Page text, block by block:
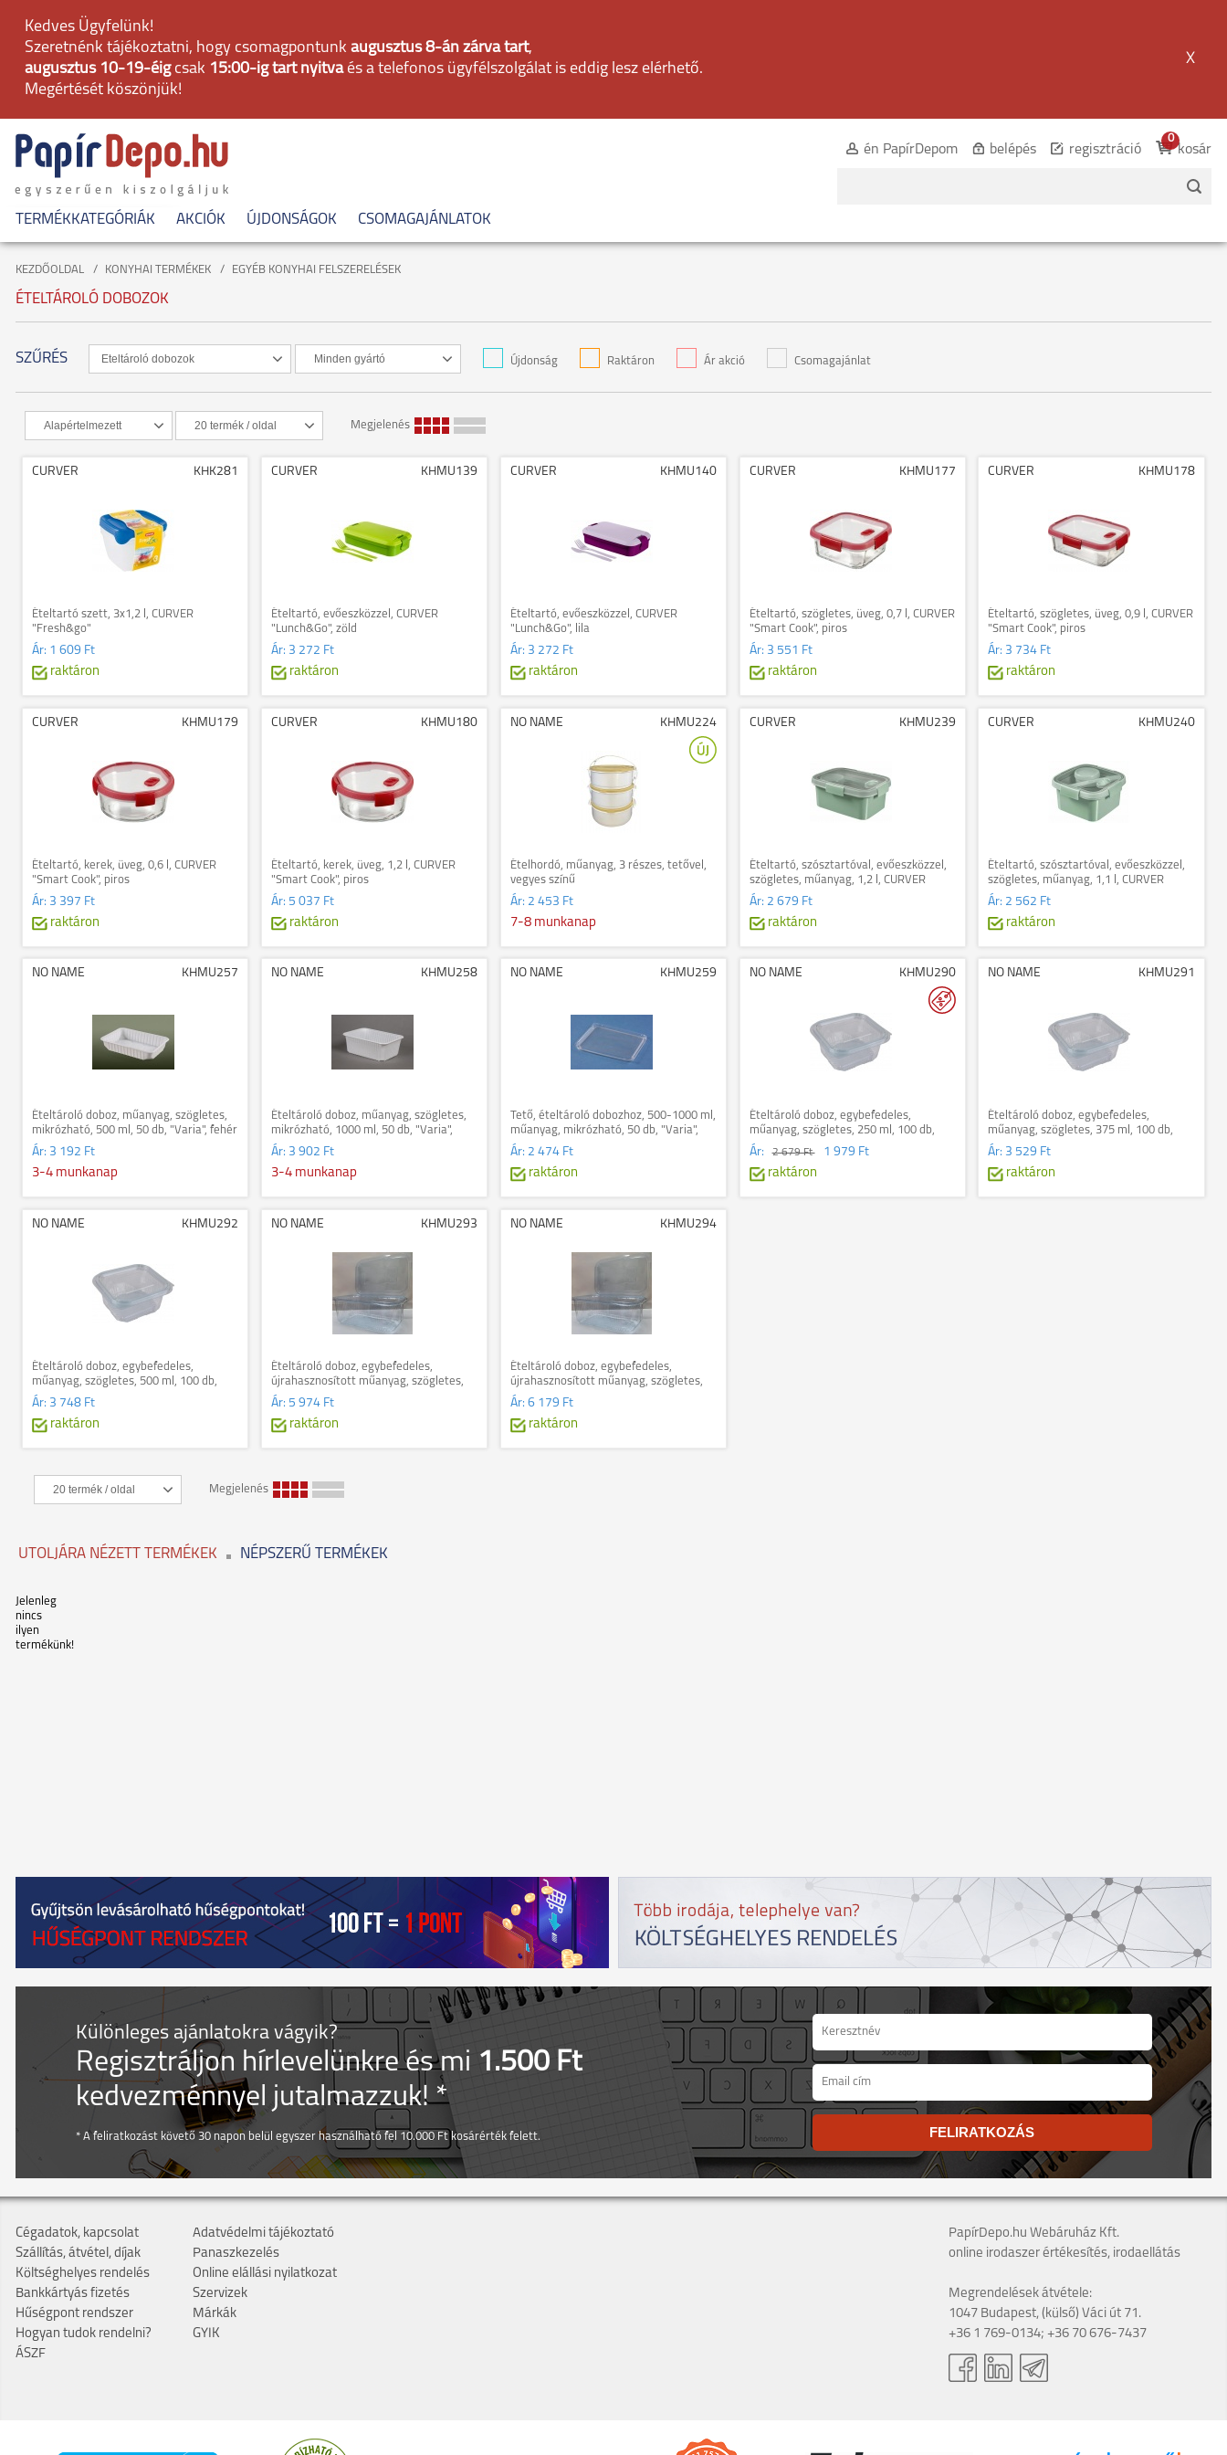
Kedves Ügyfelünk!
Szeretnénk tájékoztatni, hogy csomagpontunk augusztus 8-án zárva tart,
augusztus 10-19-éig csak 15:00-ig tart nyitvaés a telefonos ügyfélszolgálat is eddig lesz elérhető.
Megértését köszönjük!
X
én PapírDepom belépés regisztráció kosár
0
TERMÉKKATEGÓRIÁK AKCIÓK ÚJDONSÁGOK CSOMAGAJÁNLATOK
KEZDŐOLDAL KONYHAI TERMÉKEK EGYÉB KONYHAI FELSZERELÉSEK
ÉTELTÁROLÓ DOBOZOK
SZŰRÉS Újdonság Raktáron Ár akció Csomagajánlat
Megjelenés
CURVER KHK281
Ételtartó szett, 3x1,2 l, CURVER
"Fresh&go"
Ár: 1 609 Ft
raktáron
CURVER KHMU139
Ételtartó, evőeszközzel, CURVER
"Lunch&Go", zöld
Ár: 3 272 Ft
raktáron
CURVER KHMU140
Ételtartó, evőeszközzel, CURVER
"Lunch&Go", lila
Ár: 3 272 Ft
raktáron
CURVER KHMU177
Ételtartó, szögletes, üveg, 0,7 l, CURVER
"Smart Cook", piros
Ár: 3 551 Ft
raktáron
CURVER KHMU178
Ételtartó, szögletes, üveg, 0,9 l, CURVER
"Smart Cook", piros
Ár: 3 734 Ft
raktáron
CURVER KHMU179
Ételtartó, kerek, üveg, 0,6 l, CURVER
"Smart Cook", piros
Ár: 3 397 Ft
raktáron
CURVER KHMU180
Ételtartó, kerek, üveg, 1,2 l, CURVER
"Smart Cook", piros
Ár: 5 037 Ft
raktáron
NO NAME KHMU224
Ételhordó, műanyag, 3 részes, tetővel,
vegyes színű
Ár: 2 453 Ft
7-8 munkanap
CURVER KHMU239
Ételtartó, szósztartóval, evőeszközzel,
szögletes, műanyag, 1,2 l, CURVER
"Smart Eco", világoszöld
Ár: 2 679 Ft
raktáron
CURVER KHMU240
Ételtartó, szósztartóval, evőeszközzel,
szögletes, műanyag, 1,1 l, CURVER
"Smart Eco", világoszöld
Ár: 2 562 Ft
raktáron
NO NAME KHMU257
Ételtároló doboz, műanyag, szögletes,
mikrózható, 500 ml, 50 db, "Varia", fehér
Ár: 3 192 Ft
3-4 munkanap
NO NAME KHMU258
Ételtároló doboz, műanyag, szögletes,
mikrózható, 1000 ml, 50 db, "Varia",
fehér
Ár: 3 902 Ft
3-4 munkanap
NO NAME KHMU259
Tető, ételtároló dobozhoz, 500-1000 ml,
műanyag, mikrózható, 50 db, "Varia",
víztiszta
Ár: 2 474 Ft
raktáron
NO NAME KHMU290
Ételtároló doboz, egybefedeles,
műanyag, szögletes, 250 ml, 100 db,
"Party", víztiszta
Ár: 2 679 Ft
1 979 Ft
raktáron
NO NAME KHMU291
Ételtároló doboz, egybefedeles,
műanyag, szögletes, 375 ml, 100 db,
"Party", víztiszta
Ár: 3 529 Ft
raktáron
NO NAME KHMU292
Ételtároló doboz, egybefedeles,
műanyag, szögletes, 500 ml, 100 db,
"Party", víztiszta
Ár: 3 748 Ft
raktáron
NO NAME KHMU293
Ételtároló doboz, egybefedeles,
újrahasznosított műanyag, szögletes,
750 ml, 100 db, "Party", víztiszta
Ár: 5 974 Ft
raktáron
NO NAME KHMU294
Ételtároló doboz, egybefedeles,
újrahasznosított műanyag, szögletes,
1000 ml, 100 db, "Party", víztiszta
Ár: 6 179 Ft
raktáron
Megjelenés
UTOLJÁRA NÉZETT TERMÉKEK NÉPSZERŰ TERMÉKEK
Jelenleg
nincs
ilyen
termékünk!
Különleges ajánlatokra vágyik?
Regisztráljon hírlevelünkre és mi 1.500 Ft
kedvezménnyel jutalmazzuk! *
* A feliratkozást követő 30 napon belül egyszer használható fel 10.000 Ft kosárérték felett. FELIRATKOZÁS
Cégadatok, kapcsolat
Szállítás, átvétel, díjak
Költséghelyes rendelés
Bankkártyás fizetés
Hűségpont rendszer
Hogyan tudok rendelni?
ÁSZF
Adatvédelmi tájékoztató
Panaszkezelés
Online elállási nyilatkozat
Szervizek
Márkák
GYIK
PapírDepo.hu Webáruház Kft.
online irodaszer értékesítés, irodaellátás
Megrendelések átvétele:
1047 Budapest, (külső) Váci út 71.
+36 1 769-0134; +36 70 676-7437